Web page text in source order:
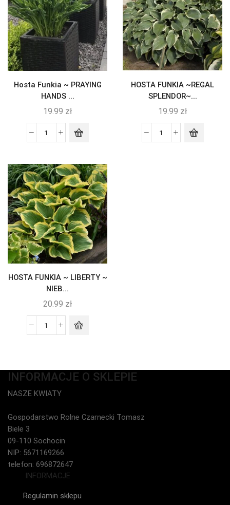
Hosta Funkia ~ PRAYING
HANDS ...
19.99 zł
HOSTA FUNKIA ~REGAL
SPLENDOR~...
19.99 zł
HOSTA FUNKIA ~ LIBERTY ~
NIEB...
20.99 zł
INFORMACJE O SKLEPIE
NASZE KWIATY
Gospodarstwo Rolne Czarnecki Tomasz
Biele 3
09-110 Sochocin
NIP: 5671169266
telefon: 696872647
INFORMACJE
Regulamin sklepu